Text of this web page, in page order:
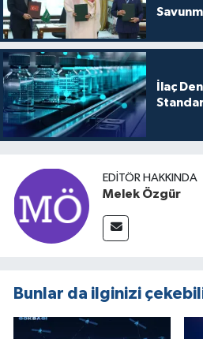
İlaç
EDITÖR HAKKINDA
Melek Özgür
Bunlar da ilginizi